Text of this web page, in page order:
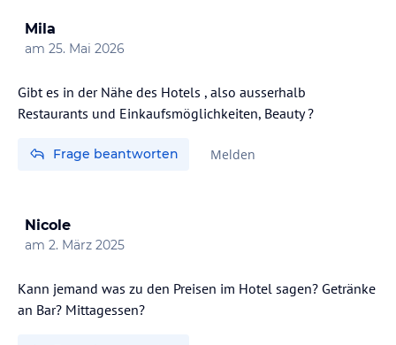
Mila
am 25. Mai 2026
Gibt es in der Nähe des Hotels , also ausserhalb
Restaurants und Einkaufsmöglichkeiten, Beauty ?
Frage beantworten Melden
Nicole
am 2. März 2025
Kann jemand was zu den Preisen im Hotel sagen? Getränke
an Bar? Mittagessen?